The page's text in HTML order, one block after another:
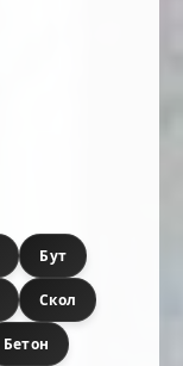
Бут
Скол
Бетон